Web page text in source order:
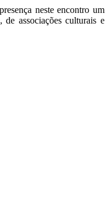
neste encontro um
de associações culturais e